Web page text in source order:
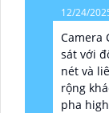
12/24/
Camera
sát với
nét và
rộng
pha